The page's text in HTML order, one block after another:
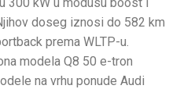
doseg iznosi do 582 km
prema WLTP-u.
modela Q8 50 e-tron
na vrhu ponude Audi